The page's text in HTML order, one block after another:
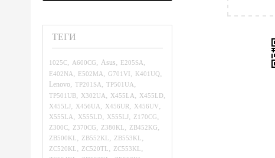
ТЕГИ
1025C, A600CG, Asus, E205SA,
E402NA, E502MA, G701VI, K401UQ,
Lenovo, TP201SA, TP501UA,
TP501UB, X302UA, X455LA, X455LD,
X455LJ, X456UA, X456UR, X456UV,
X555LA, X555LD, X555LJ, Z170CG,
Z300C, Z370CG, Z380KL, ZB452KG,
ZB500KL, ZB552KL, ZB553KL,
ZC520KL, ZC520TL, ZC553KL,